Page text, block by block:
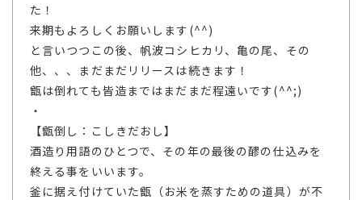
た！
来期もよろしくお願いします(^^)
と言いつつこの後、帆波コシヒカリ、亀の尾、その
他、、、まだまだリリースは続きます！
甑は倒れても皆造まではまだまだ程遠いです(^^;)
・
【甑倒し：こしきだおし】
酒造り用語のひとつで、その年の最後の醪の仕込みを
終える事をいいます。
釜に据え付けていた甑（お米を蒸すための道具）が不